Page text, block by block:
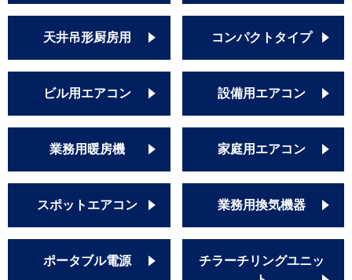
天井吊形厨房用 コンパクトタイプ
ビル用エアコン 設備用エアコン
業務用暖房機 家庭用エアコン
スポットエアコン 業務用換気機器
ポータブル電源
チラーチリングユニッ